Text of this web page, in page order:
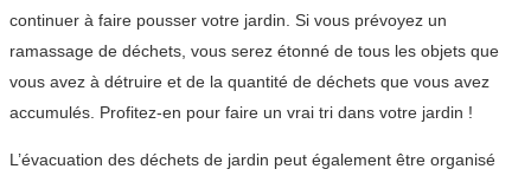
continuer à faire pousser votre jardin. Si vous prévoyez un
ramassage de déchets, vous serez étonné de tous les objets que
vous avez à détruire et de la quantité de déchets que vous avez
accumulés. Profitez-en pour faire un vrai tri dans votre jardin !
L’évacuation des déchets de jardin peut également être organisé